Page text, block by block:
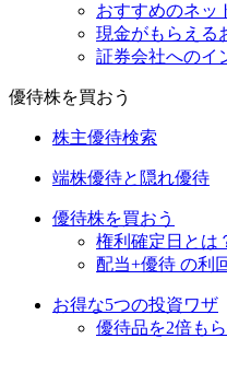
おすすめのネッ
現金がもらえる
証券会社へのイ
優待株を買おう
株主優待検索
端株優待と隠れ優待
優待株を買おう
権利確定日とは
配当+優待 の利
お得な5つの投資ワザ
優待品を2倍もら